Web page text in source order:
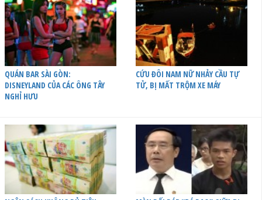
QUÁN BAR SÀI GÒN:
DISNEYLAND CỦA CÁC ÔNG TÂY
NGHỈ HƯU
CỨU ĐÔI NAM NỮ NHẢY CẦU TỰ
TỬ, BỊ MẤT TRỘM XE MÁY